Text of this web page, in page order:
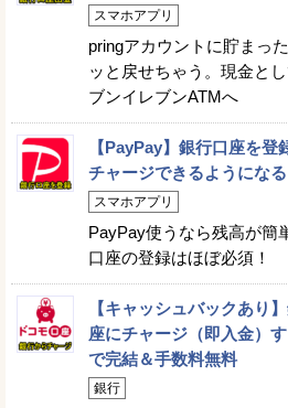
スマホアプリ
pringアカウントに貯まっ
ッと戻せちゃう。現金と
ブンイレブンATMへ
【PayPay】銀行口座を
チャージできるようになる
スマホアプリ
PayPay使うなら残高が簡
口座の登録はほぼ必須！
【キャッシュバックあり
座にチャージ（即入金）
で完結＆手数料無料
銀行